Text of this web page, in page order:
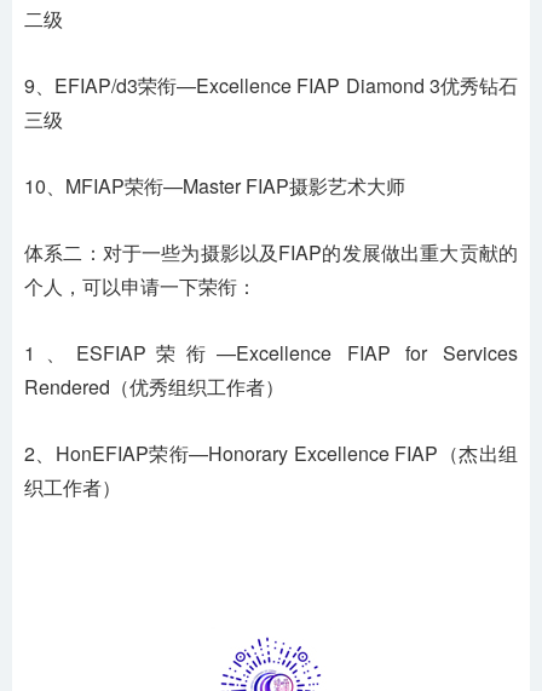
二级
9、EFIAP/d3荣衔—Excellence FIAP Diamond 3优秀钻石
三级
10、MFIAP荣衔—Master FIAP摄影艺术大师
体系二：对于一些为摄影以及FIAP的发展做出重大贡献的
个人，可以申请一下荣衔：
1、ESFIAP荣衔—Excellence FIAP for Services
Rendered（优秀组织工作者）
2、HonEFIAP荣衔—Honorary Excellence FIAP（杰出组
织工作者）